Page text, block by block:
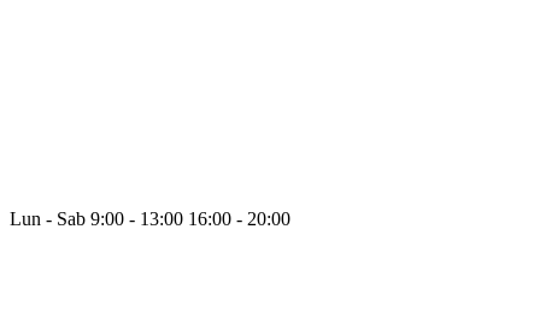
Lun - Sab 9:00 - 13:00 16:00 - 20:00